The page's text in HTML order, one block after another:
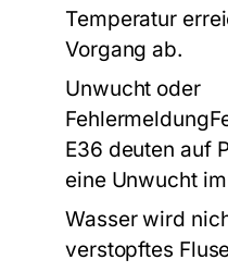
Temperatur
Vorgang ab.
Unwucht oder
E36 deuten auf
eine Unwucht
Wasser wird
verstopftes